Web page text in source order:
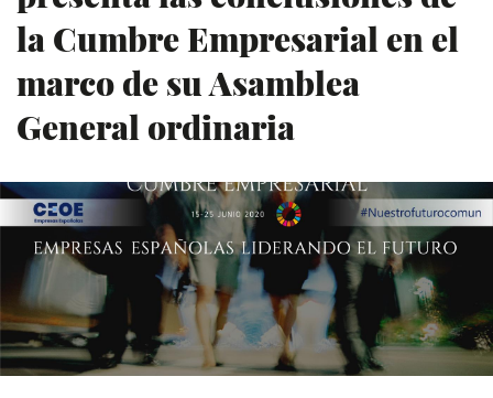
la Cumbre Empresarial en el
marco de su Asamblea
General ordinaria